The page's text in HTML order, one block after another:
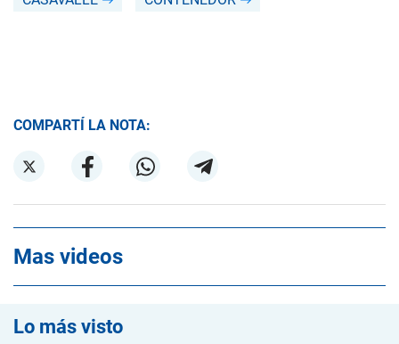
COMPARTÍ LA NOTA:
Mas videos
Lo más visto